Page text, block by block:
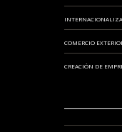
COMERCIO
CREACIÓN DE